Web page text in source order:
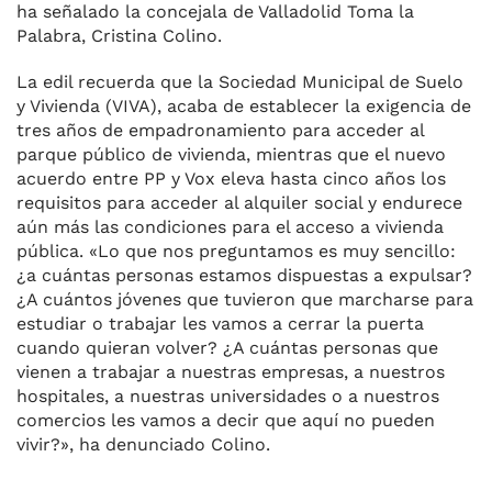
ha señalado la concejala de Valladolid Toma la
Palabra, Cristina Colino.
La edil recuerda que la Sociedad Municipal de Suelo
y Vivienda (VIVA), acaba de establecer la exigencia de
tres años de empadronamiento para acceder al
parque público de vivienda, mientras que el nuevo
acuerdo entre PP y Vox eleva hasta cinco años los
requisitos para acceder al alquiler social y endurece
aún más las condiciones para el acceso a vivienda
pública. «Lo que nos preguntamos es muy sencillo:
¿a cuántas personas estamos dispuestas a expulsar?
¿A cuántos jóvenes que tuvieron que marcharse para
estudiar o trabajar les vamos a cerrar la puerta
cuando quieran volver? ¿A cuántas personas que
vienen a trabajar a nuestras empresas, a nuestros
hospitales, a nuestras universidades o a nuestros
comercios les vamos a decir que aquí no pueden
vivir?», ha denunciado Colino.